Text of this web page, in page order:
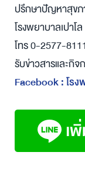
ปรึกษาปัญหาสุข
โรงพยาบาลเปาโ
โทร 0-2577-
รับข่าวสารและกิ
Facebook : โรง